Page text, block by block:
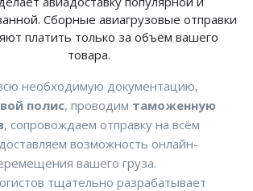
Сборные авиагрузовые отправки
платить только за объём вашего
товара.
необходимую документацию,
полис, проводим таможенную
, сопровождаем отправку на всём
возможность онлайн-
вашего груза.
тщательно разрабатывает